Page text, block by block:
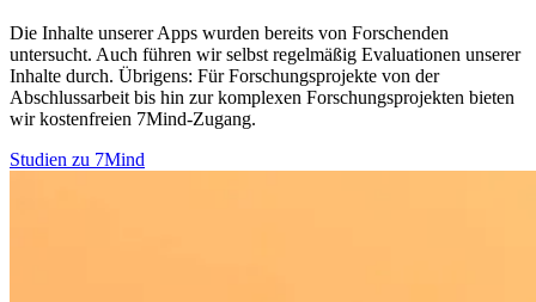
Die Inhalte unserer Apps wurden bereits von Forschenden
untersucht. Auch führen wir selbst regelmäßig Evaluationen unserer
Inhalte durch. Übrigens: Für Forschungsprojekte von der
Abschlussarbeit bis hin zur komplexen Forschungsprojekten bieten
wir kostenfreien 7Mind-Zugang.
Studien zu 7Mind